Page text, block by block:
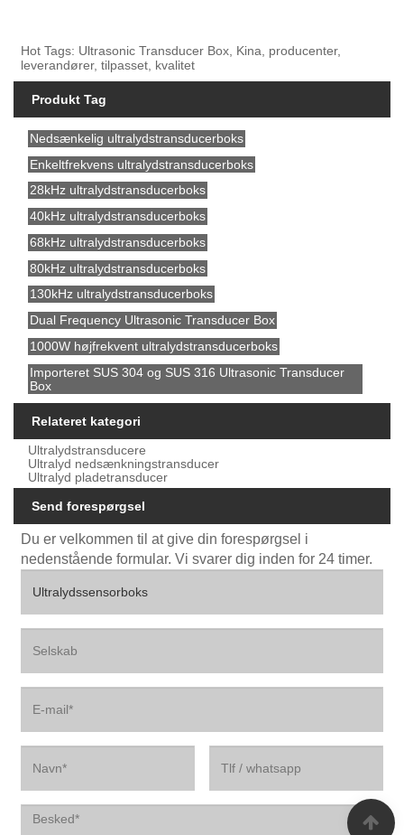
Hot Tags: Ultrasonic Transducer Box, Kina, producenter,
leverandører, tilpasset, kvalitet
Produkt Tag
Nedsænkelig ultralydstransducerboks
Enkeltfrekvens ultralydstransducerboks
28kHz ultralydstransducerboks
40kHz ultralydstransducerboks
68kHz ultralydstransducerboks
80kHz ultralydstransducerboks
130kHz ultralydstransducerboks
Dual Frequency Ultrasonic Transducer Box
1000W højfrekvent ultralydstransducerboks
Importeret SUS 304 og SUS 316 Ultrasonic Transducer
Box
Relateret kategori
Ultralydstransducere
Ultralyd nedsænkningstransducer
Ultralyd pladetransducer
Send forespørgsel
Du er velkommen til at give din forespørgsel i
nedenstående formular. Vi svarer dig inden for 24 timer.